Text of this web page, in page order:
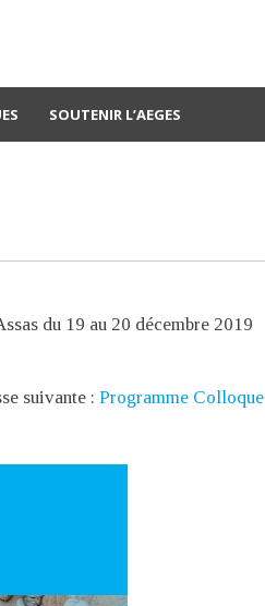
SOUTENIR L’AEGES
du 19 au 20 décembre 2019
suivante :Programme Colloque